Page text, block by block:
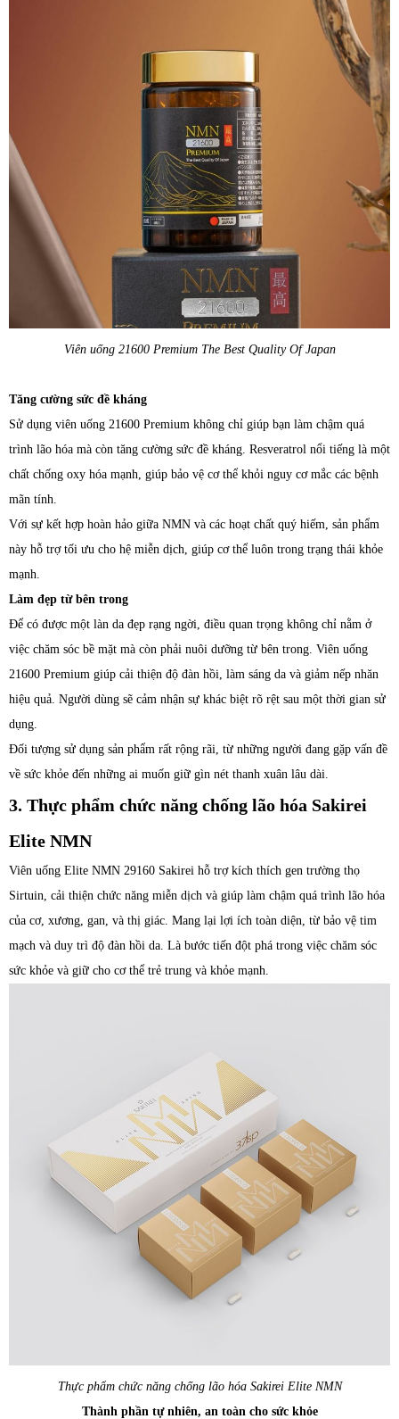
Viên uống 21600 Premium The Best Quality Of Japan
Tăng cường sức đề kháng
Sử dụng viên uống 21600 Premium không chỉ giúp bạn làm chậm quá
trình lão hóa mà còn tăng cường sức đề kháng. Resveratrol nổi tiếng là một
chất chống oxy hóa mạnh, giúp bảo vệ cơ thể khỏi nguy cơ mắc các bệnh
mãn tính.
Với sự kết hợp hoàn hảo giữa NMN và các hoạt chất quý hiếm, sản phẩm
này hỗ trợ tối ưu cho hệ miễn dịch, giúp cơ thể luôn trong trạng thái khỏe
mạnh.
Làm đẹp từ bên trong
Để có được một làn da đẹp rạng ngời, điều quan trọng không chỉ nằm ở
việc chăm sóc bề mặt mà còn phải nuôi dưỡng từ bên trong. Viên uống
21600 Premium giúp cải thiện độ đàn hồi, làm sáng da và giảm nếp nhăn
hiệu quả. Người dùng sẽ cảm nhận sự khác biệt rõ rệt sau một thời gian sử
dụng.
Đối tượng sử dụng sản phẩm rất rộng rãi, từ những người đang gặp vấn đề
về sức khỏe đến những ai muốn giữ gìn nét thanh xuân lâu dài.
3. Thực phẩm chức năng chống lão hóa Sakirei
Elite NMN
Viên uống Elite NMN 29160 Sakirei hỗ trợ kích thích gen trường thọ
Sirtuin, cải thiện chức năng miễn dịch và giúp làm chậm quá trình lão hóa
của cơ, xương, gan, và thị giác. Mang lại lợi ích toàn diện, từ bảo vệ tim
mạch và duy trì độ đàn hồi da. Là bước tiến đột phá trong việc chăm sóc
sức khỏe và giữ cho cơ thể trẻ trung và khỏe mạnh.
Thực phẩm chức năng chống lão hóa Sakirei Elite NMN
Thành phần tự nhiên, an toàn cho sức khỏe